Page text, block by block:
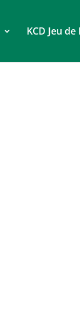
KCD Jeu